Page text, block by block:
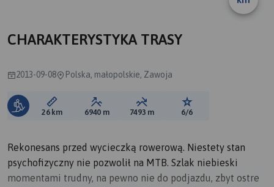
CHARAKTERYSTYKA TRASY
2013-09-08 Polska, małopolskie, Zawoja
Długość trasy:
26 km Suma przewyższeń:
6940 m Suma spadków:
7493 m Ocena trasy:
6/6
Rekonesans przed wycieczką rowerową. Niestety stan
psychofizyczny nie pozwolił na MTB. Szlak niebieski
momentami trudny, na pewno nie do podjazdu, zbyt ostre